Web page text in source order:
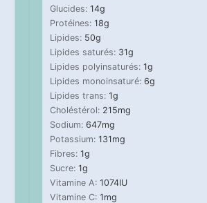
Glucides: 14g
Protéines: 18g
Lipides: 50g
Lipides saturés: 31g
Lipides polyinsaturés: 1g
Lipides monoinsaturé: 6g
Lipides trans: 1g
Choléstérol: 215mg
Sodium: 647mg
Potassium: 131mg
Fibres: 1g
Sucre: 1g
Vitamine A: 1074IU
Vitamine C: 1mg